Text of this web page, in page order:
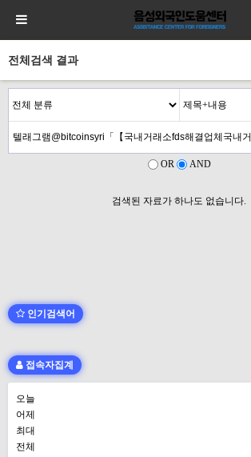
전체검색 결과
OR AND
검색된 자료가 하나도 없습니다.
인기검색어
접속자집계
오늘
어제
최대
전체